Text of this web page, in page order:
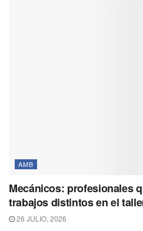
AMB
Mecánicos: profesionales
trabajos distintos en el
26 JULIO, 2026